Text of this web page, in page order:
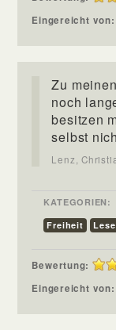
Eingereicht
Zu
noch
besitzen
selbst
Lenz,
KATEGORIEN:
Freiheit
Bewertung:
Eingereicht